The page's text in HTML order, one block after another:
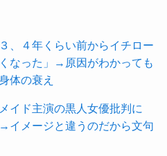
、４年くらい前からイチロー
なった」→原因がわかっても
体の衰え
イド主演の黒人女優批判に
→イメージと違うのだから文句